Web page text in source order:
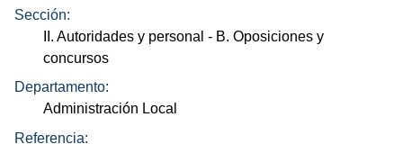
Sección:
II. Autoridades y personal - B. Oposiciones y
concursos
Departamento:
Administración Local
Referencia: